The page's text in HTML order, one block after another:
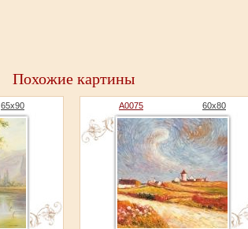
Похожие картины
65x90 A0075 60x80